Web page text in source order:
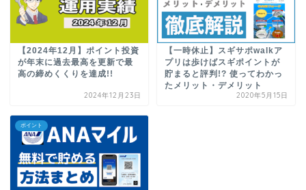
【2024年12月】ポイント投資
が年末に過去最高を更新で最
高の締めくくりを達成!!
2024年12月23日
【一時休止】スギサポwalkア
プリは歩けばスギポイントが
貯まると評判!? 使ってわかっ
たメリット・デメリット
2020年5月15日
ポイント